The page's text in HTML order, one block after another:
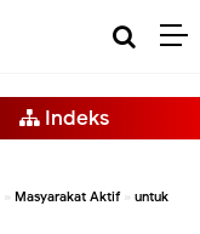
Indeks
» Masyarakat Aktif» untuk